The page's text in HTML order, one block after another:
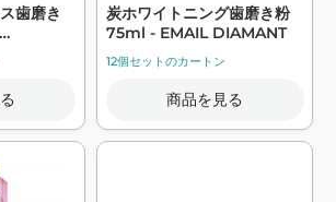
歯磨き
炭ホワイトニング歯磨き粉
75ml - EMAIL DIAMANT
12個セットのカートン
商品を見る